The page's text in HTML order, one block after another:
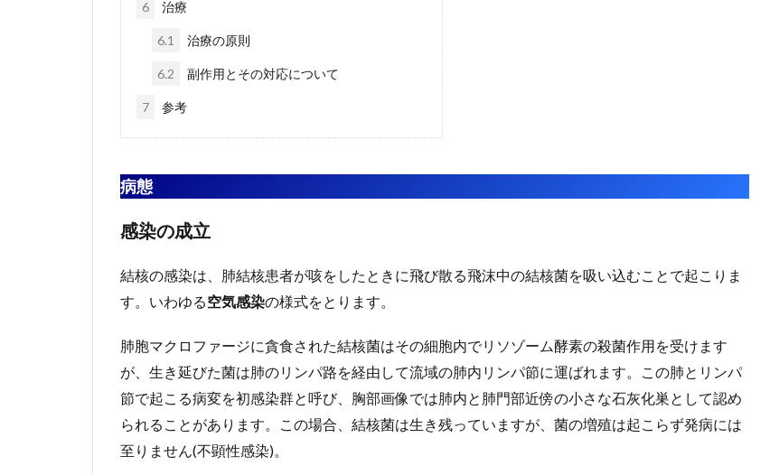
6 治療
6.1 治療の原則
6.2 副作用とその対応について
7 参考
病態
感染の成立
結核の感染は、肺結核患者が咳をしたときに飛び散る飛沫中の結核菌を吸い込むことで起こりま
す。いわゆる空気感染の様式をとります。
肺胞マクロファージに貪食された結核菌はその細胞内でリソゾーム酵素の殺菌作用を受けます
が、生き延びた菌は肺のリンパ路を経由して流域の肺内リンパ節に運ばれます。この肺とリンパ
節で起こる病変を初感染群と呼び、胸部画像では肺内と肺門部近傍の小さな石灰化巣として認め
られることがあります。この場合、結核菌は生き残っていますが、菌の増殖は起こらず発病には
至りません(不顕性感染)。